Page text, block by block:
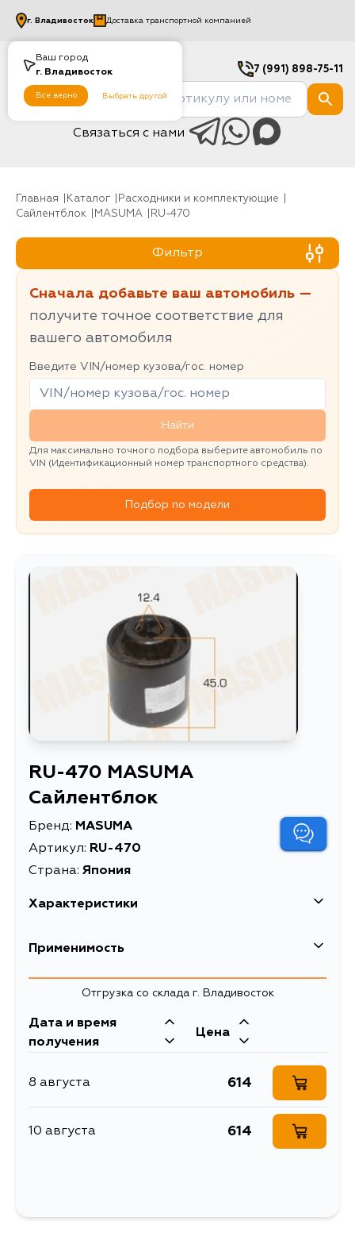
Ваш город
г. Владивосток
Все верно Выбрать другой
г. Владивосток Доставка транспортной компанией
7 (991) 898-75-11
Связаться с нами
Главная Каталог
Расходники и комплектующие
Сайлентблок
MASUMA RU-470
Фильтр
Сначала добавьте ваш автомобиль —
получите точное соответствие для
вашего автомобиля
Введите VIN/номер кузова/гос. номер
Найти
Для максимально точного подбора выберите автомобиль по
VIN (Идентификационный номер транспортного средства).
Подбор по модели
RU-470 MASUMA
Сайлентблок
Бренд: MASUMA
Артикул: RU-470
Страна: Япония
Характеристики
EAN-13
Длина упаковки, мм
Масса, кг 0.17
Описание Сайлентблок
Сайлентблок MASUMA
MAZDA3/ BK rear
Применимость
Mazda
Кузов Двигатель
BK3P, BK5P, BKEP, BLA4Y, BL14F,
Отгрузка со склада г. Владивосток
Дата и время
получения
Цена
8 августа 614
10 августа 614